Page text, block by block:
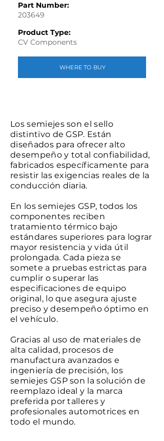
Part Number:
203649
Product Type:
CV Components
WHERE TO BUY
Los semiejes son el sello
distintivo de GSP. Están
diseñados para ofrecer alto
desempeño y total confiabilidad,
fabricados específicamente para
resistir las exigencias reales de la
conducción diaria.
En los semiejes GSP, todos los
componentes reciben
tratamiento térmico bajo
estándares superiores para lograr
mayor resistencia y vida útil
prolongada. Cada pieza se
somete a pruebas estrictas para
cumplir o superar las
especificaciones de equipo
original, lo que asegura ajuste
preciso y desempeño óptimo en
el vehículo.
Gracias al uso de materiales de
alta calidad, procesos de
manufactura avanzados e
ingeniería de precisión, los
semiejes GSP son la solución de
reemplazo ideal y la marca
preferida por talleres y
profesionales automotrices en
todo el mundo.